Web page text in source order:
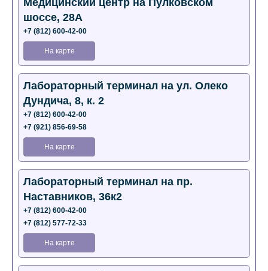
Медицинский центр на Пулковском
шоссе, 28А
+7 (812) 600-42-00
На карте
Лабораторный терминал на ул. Олеко
Дундича, 8, к. 2
+7 (812) 600-42-00
+7 (921) 856-69-58
На карте
Лабораторный терминал на пр.
Наставников, 36к2
+7 (812) 600-42-00
+7 (812) 577-72-33
На карте